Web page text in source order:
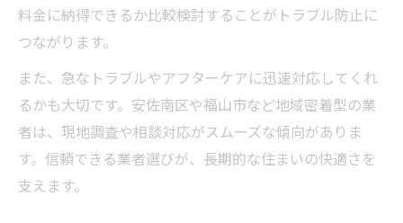
料金に納得できるか比較検討することがトラブル防止に
つながります。
また、急なトラブルやアフターケアに迅速対応してくれ
るかも大切です。安佐南区や福山市など地域密着型の業
者は、現地調査や相談対応がスムーズな傾向がありま
す。信頼できる業者選びが、長期的な住まいの快適さを
支えます。